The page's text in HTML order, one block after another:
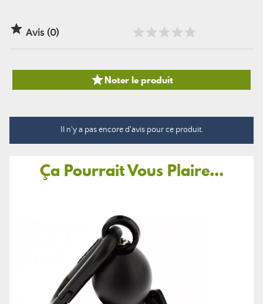
 Avis (0)
Noter le produit
Il n'y a pas encore d'avis pour ce produit.
Ça Pourrait Vous Plaire...